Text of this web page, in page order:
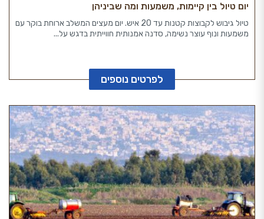
יום טיול בין קיימות, משמעות ומה שביניהן
טיול גיבוש לקבוצות קטנות עד 20 איש. יום מעצים המשלב ארוחת בוקר עם
משמעות ונוף עוצר נשימה, סדנה אמנותית חווייתית בדגש על...
לפרטים נוספים